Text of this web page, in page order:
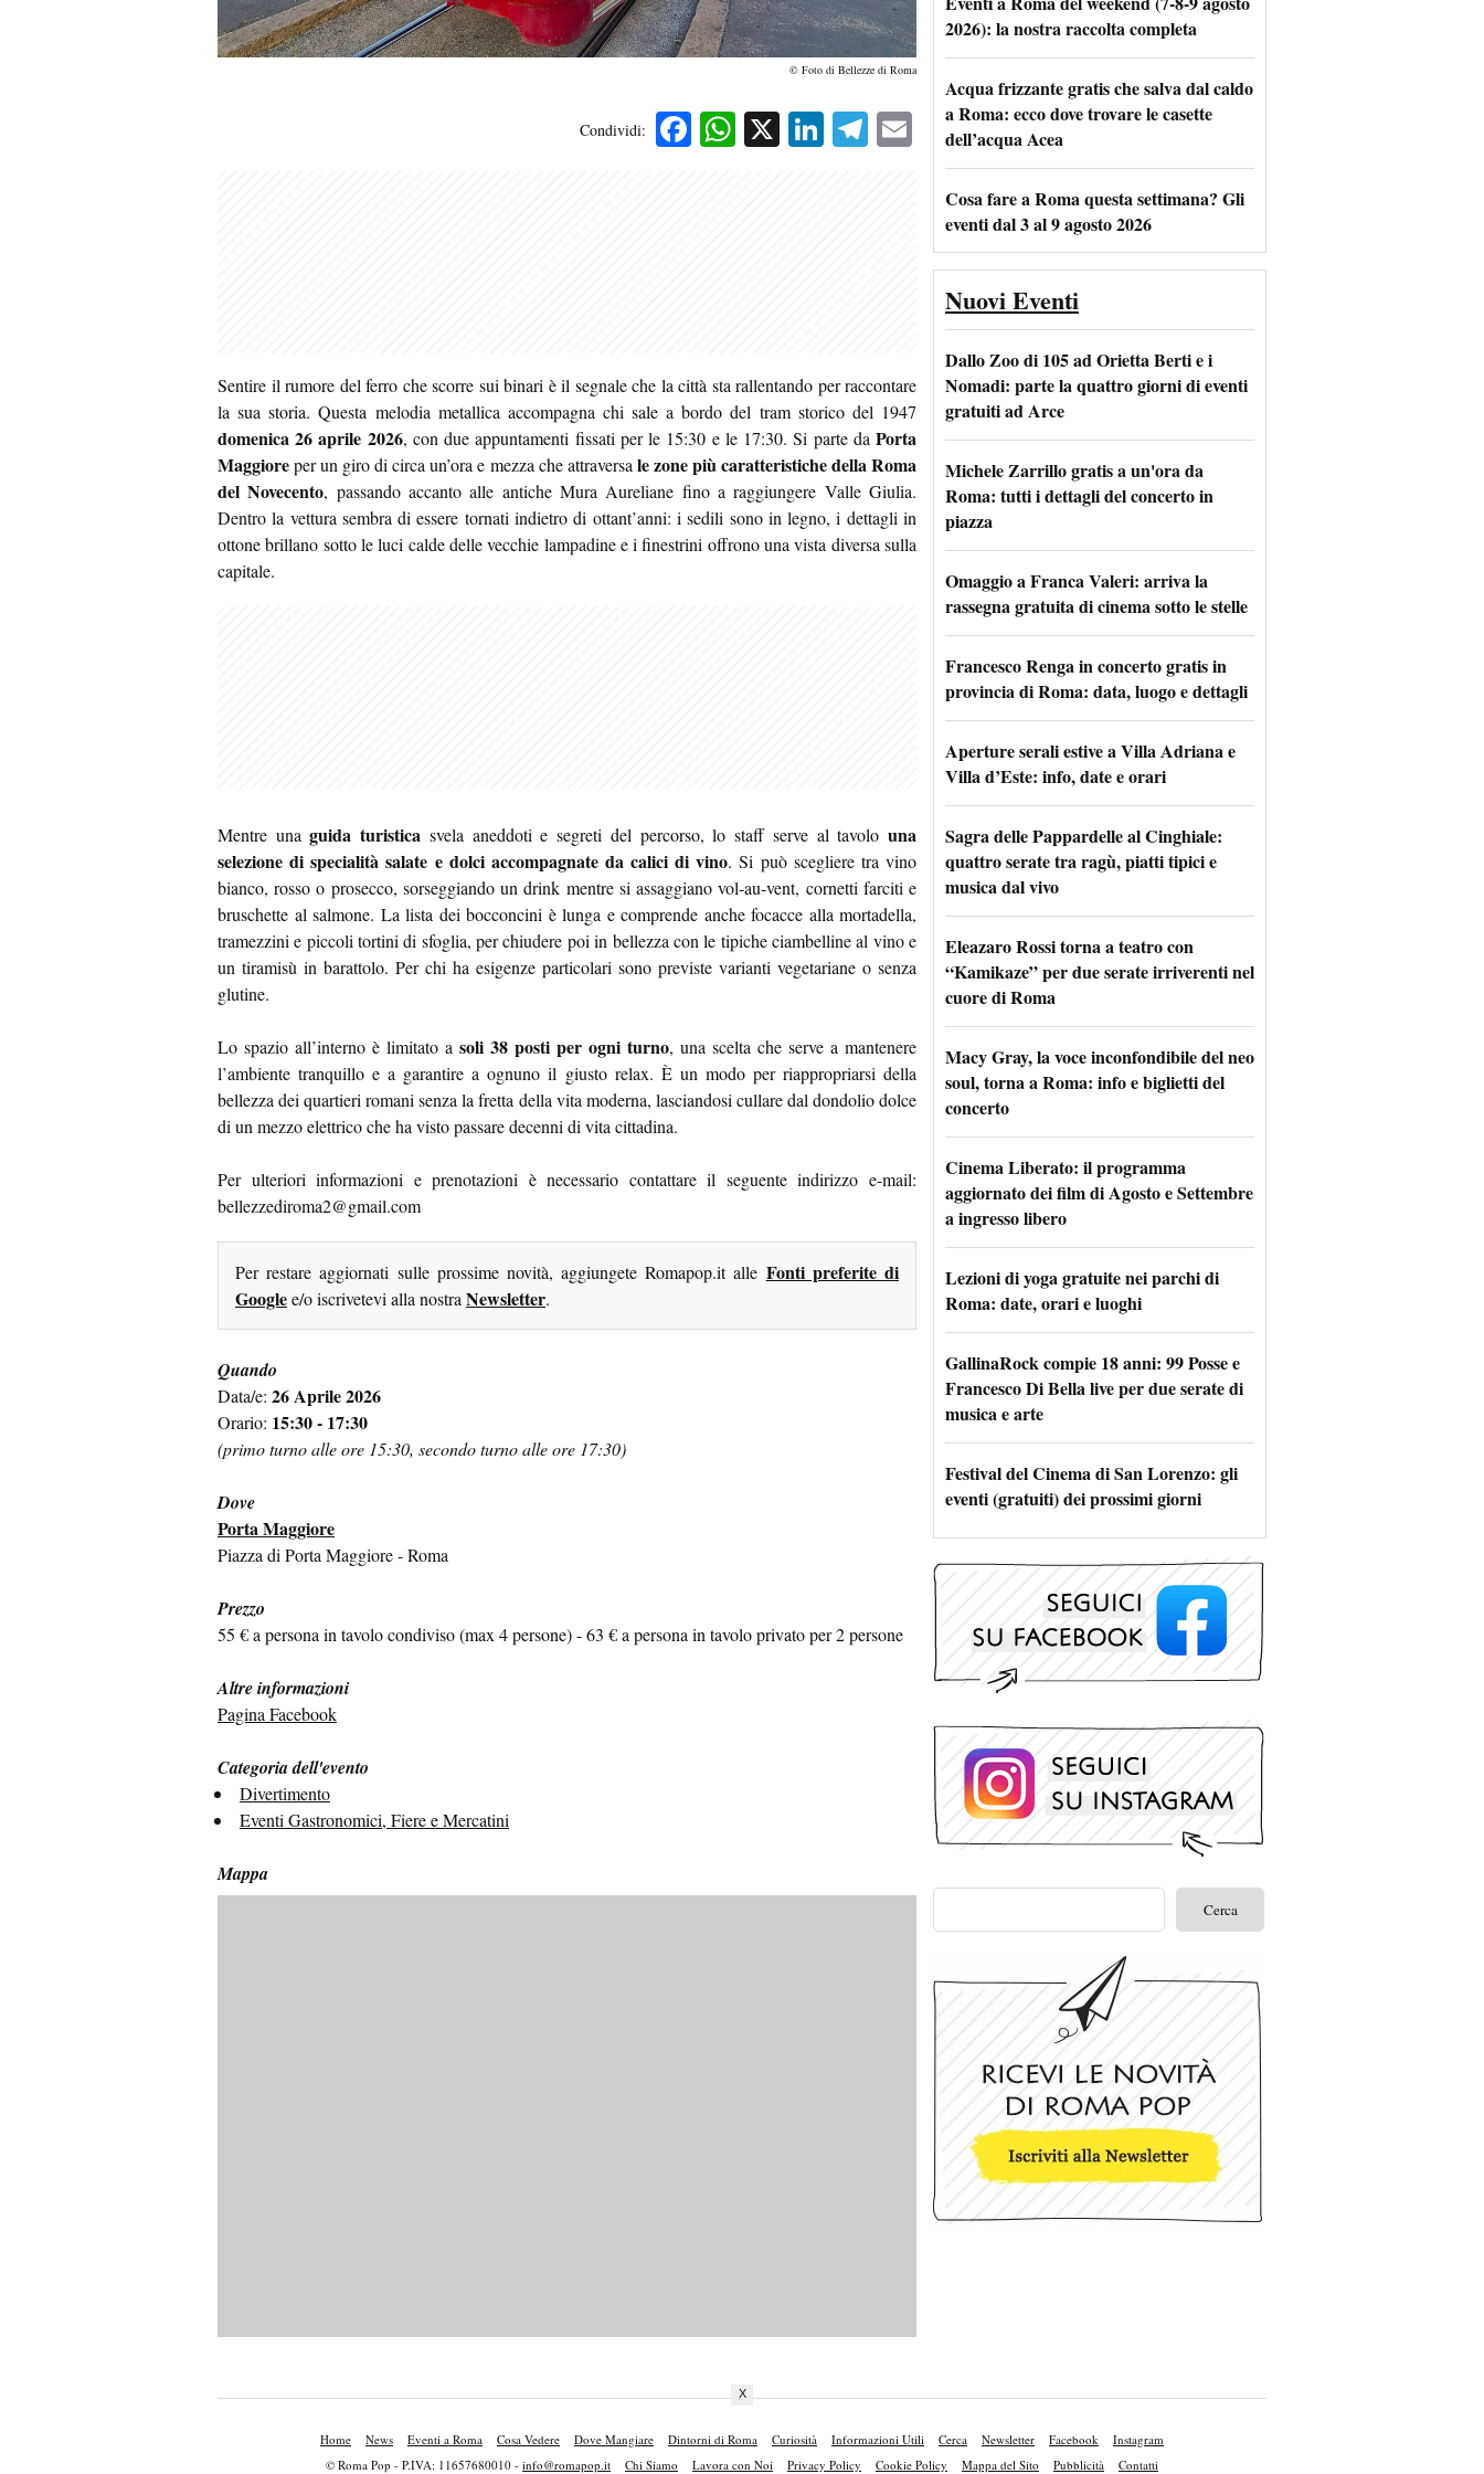
© Foto di Bellezze di Roma
Condividi: Facebook
WhatsApp
X LinkedIn
Telegram
Email
Sentire il rumore del ferro che scorre sui binari è il segnale che la città sta rallentando per raccontare
la sua storia. Questa melodia metallica accompagna chi sale a bordo del tram storico del 1947
domenica 26 aprile 2026, con due appuntamenti fissati per le 15:30 e le 17:30. Si parte daPorta
Maggioreper un giro di circa un’ora e mezza che attraversale zone più caratteristiche della Roma
del Novecento, passando accanto alle antiche Mura Aureliane fino a raggiungere Valle Giulia.
Dentro la vettura sembra di essere tornati indietro di ottant’anni: i sedili sono in legno, i dettagli in
ottone brillano sotto le luci calde delle vecchie lampadine e i finestrini offrono una vista diversa sulla
capitale.
Mentre unaguida turistica svela aneddoti e segreti del percorso, lo staff serve al tavolouna
selezione di specialità salate e dolci accompagnate da calici di vino. Si può scegliere tra vino
bianco, rosso o prosecco, sorseggiando un drink mentre si assaggiano vol-au-vent, cornetti farciti e
bruschette al salmone. La lista dei bocconcini è lunga e comprende anche focacce alla mortadella,
tramezzini e piccoli tortini di sfoglia, per chiudere poi in bellezza con le tipiche ciambelline al vino e
un tiramisù in barattolo. Per chi ha esigenze particolari sono previste varianti vegetariane o senza
glutine.
Lo spazio all’interno è limitato a soli 38 posti per ogni turno, una scelta che serve a mantenere
l’ambiente tranquillo e a garantire a ognuno il giusto relax. È un modo per riappropriarsi della
bellezza dei quartieri romani senza la fretta della vita moderna, lasciandosi cullare dal dondolio dolce
di un mezzo elettrico che ha visto passare decenni di vita cittadina.
Per ulteriori informazioni e prenotazioni è necessario contattare il seguente indirizzo e-mail:
bellezzediroma2@gmail.com
Per restare aggiornati sulle prossime novità, aggiungete Romapop.it alle Fonti preferite di
Googlee/o iscrivetevi alla nostraNewsletter.
Quando
Data/e: 26 Aprile 2026
Orario: 15:30 - 17:30
(primo turno alle ore 15:30, secondo turno alle ore 17:30)
Dove
Porta Maggiore
Piazza di Porta Maggiore - Roma
Prezzo
55 € a persona in tavolo condiviso (max 4 persone) - 63 € a persona in tavolo privato per 2 persone
Altre informazioni
Pagina Facebook
Categoria dell'evento
Divertimento
Eventi Gastronomici, Fiere e Mercatini
Mappa
2026): la nostra raccolta completa
Acqua frizzante gratis che salva dal caldo
a Roma: ecco dove trovare le casette
dell’acqua Acea
Cosa fare a Roma questa settimana? Gli
eventi dal 3 al 9 agosto 2026
Nuovi Eventi
Dallo Zoo di 105 ad Orietta Berti e i
Nomadi: parte la quattro giorni di eventi
gratuiti ad Arce
Michele Zarrillo gratis a un'ora da
Roma: tutti i dettagli del concerto in
piazza
Omaggio a Franca Valeri: arriva la
rassegna gratuita di cinema sotto le stelle
Francesco Renga in concerto gratis in
provincia di Roma: data, luogo e dettagli
Aperture serali estive a Villa Adriana e
Villa d’Este: info, date e orari
Sagra delle Pappardelle al Cinghiale:
quattro serate tra ragù, piatti tipici e
musica dal vivo
Eleazaro Rossi torna a teatro con
“Kamikaze” per due serate irriverenti nel
cuore di Roma
Macy Gray, la voce inconfondibile del neo
soul, torna a Roma: info e biglietti del
concerto
Cinema Liberato: il programma
aggiornato dei film di Agosto e Settembre
a ingresso libero
Lezioni di yoga gratuite nei parchi di
Roma: date, orari e luoghi
GallinaRock compie 18 anni: 99 Posse e
Francesco Di Bella live per due serate di
musica e arte
Festival del Cinema di San Lorenzo: gli
eventi (gratuiti) dei prossimi giorni
Home News Eventi a Roma Cosa Vedere Dove Mangiare Dintorni di Roma Curiosità Informazioni Utili Cerca Newsletter Facebook
Instagram
© Roma Pop - P.IVA: 11657680010 - info@romapop.it Chi Siamo Lavora con Noi Privacy Policy Cookie Policy Mappa del Sito Pubblicità Contatti
X